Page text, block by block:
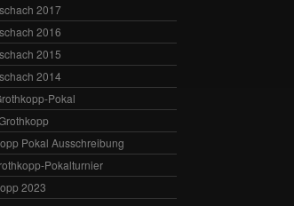
2017
2016
2015
2014
Pokal
Pokal Ausschreibung
Pokalturnier
2023